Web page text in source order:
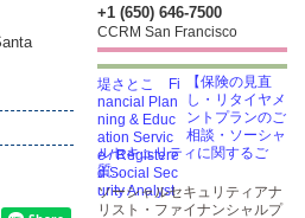
+1 (650) 646-7500
CCRM San Francisco
【保険の見直
し・リタイヤメ
ントプランのご
相談・ソーシャ
ルセキュリティに関するご
質...
ソーシャルセキュリティアナ
リスト・ファイナンシャルプ